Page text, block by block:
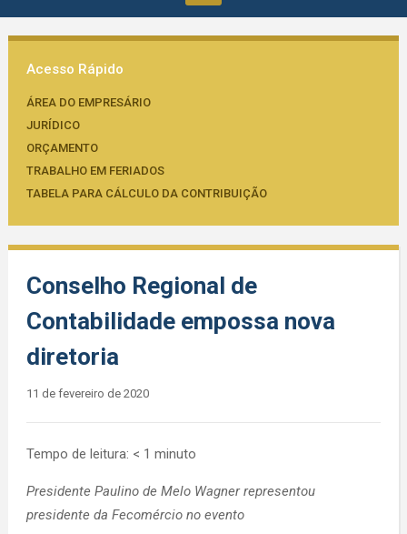
Acesso Rápido
ÁREA DO EMPRESÁRIO
JURÍDICO
ORÇAMENTO
TRABALHO EM FERIADOS
TABELA PARA CÁLCULO DA CONTRIBUIÇÃO
Conselho Regional de
Contabilidade empossa nova
diretoria
11 de fevereiro de 2020
Tempo de leitura: < 1 minuto
Presidente Paulino de Melo Wagner representou
presidente da Fecomércio no evento